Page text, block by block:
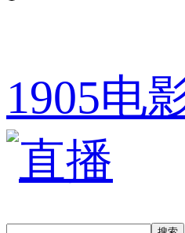
1905电